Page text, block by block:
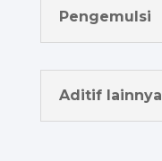
Pengemulsi
Aditif lainnya